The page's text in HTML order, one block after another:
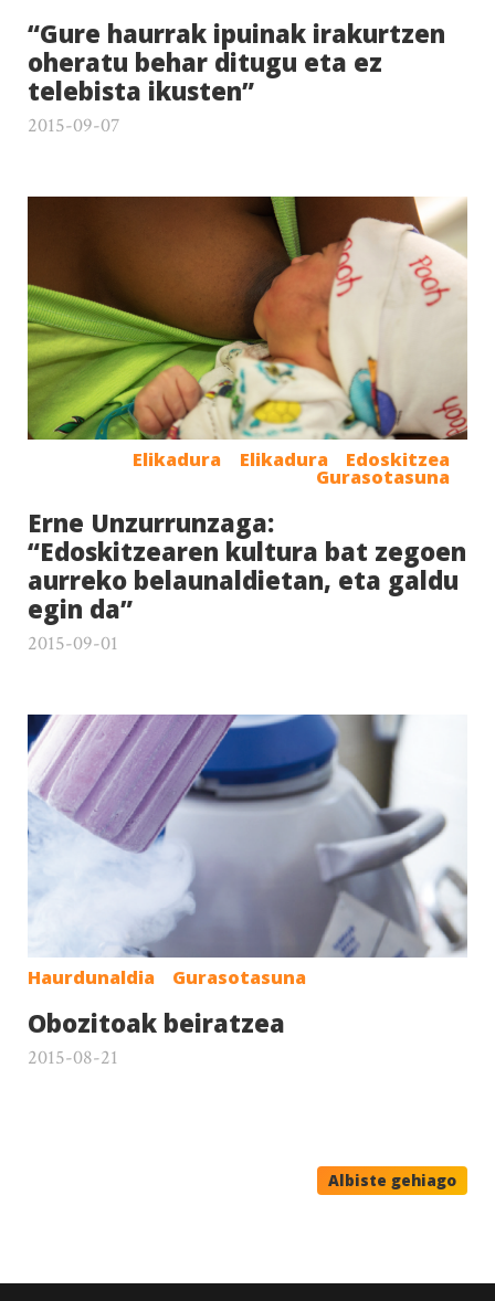
“Gure haurrak ipuinak irakurtzen
oheratu behar ditugu eta ez
telebista ikusten”
2015-09-07
Edoskitzea
Elikadura
Elikadura
Gurasotasuna
Erne Unzurrunzaga:
“Edoskitzearen kultura bat zegoen
aurreko belaunaldietan, eta galdu
egin da”
2015-09-01
Gurasotasuna
Haurdunaldia
Obozitoak beiratzea
2015-08-21
Albiste gehiago